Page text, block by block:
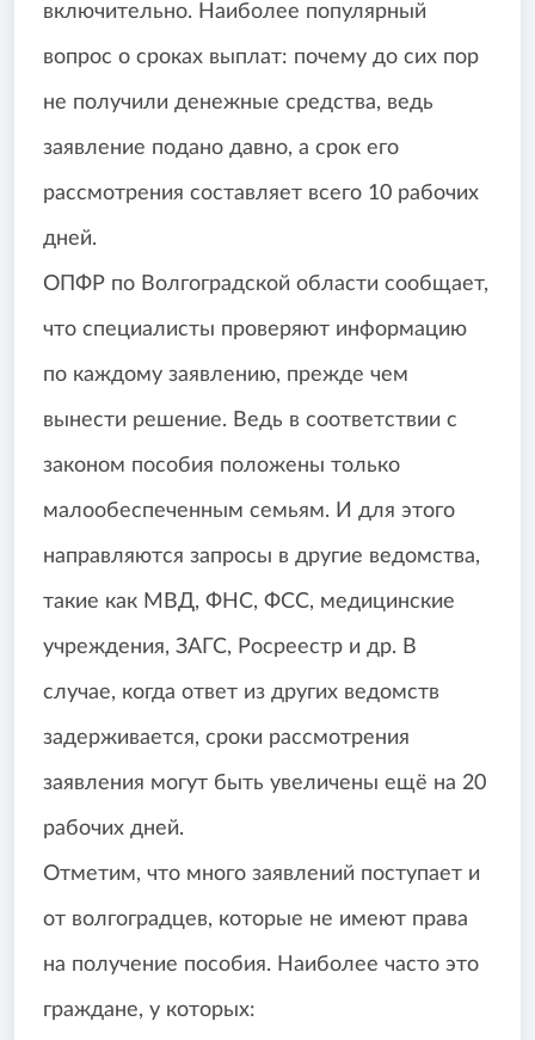
включительно. Наиболее популярный
вопрос о сроках выплат: почему до сих пор
не получили денежные средства, ведь
заявление подано давно, а срок его
рассмотрения составляет всего 10 рабочих
дней.
ОПФР по Волгоградской области сообщает,
что специалисты проверяют информацию
по каждому заявлению, прежде чем
вынести решение. Ведь в соответствии с
законом пособия положены только
малообеспеченным семьям. И для этого
направляются запросы в другие ведомства,
такие как МВД, ФНС, ФСС, медицинские
учреждения, ЗАГС, Росреестр и др. В
случае, когда ответ из других ведомств
задерживается, сроки рассмотрения
заявления могут быть увеличены ещё на 20
рабочих дней.
Отметим, что много заявлений поступает и
от волгоградцев, которые не имеют права
на получение пособия. Наиболее часто это
граждане, у которых: